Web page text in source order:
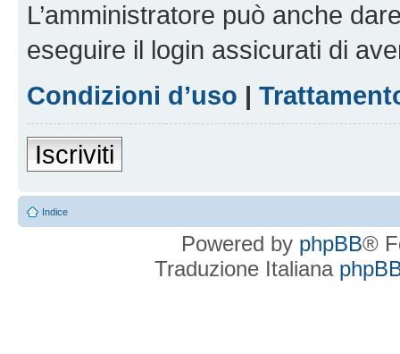
L’amministratore può anche
eseguire il login assicurati di
Condizioni d’uso |
Iscriviti
Indice
Powered by phpBB®
Traduzione Italiana